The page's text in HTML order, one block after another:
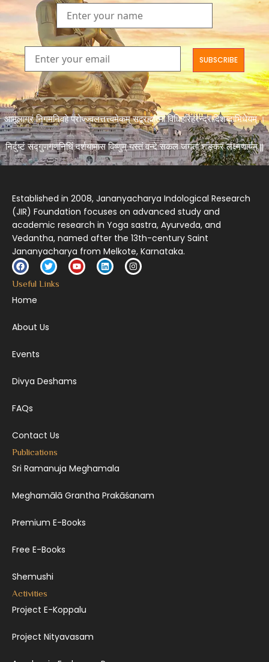
आमूलाग्रं निगमनिवहे प्रोज्ज्वलत्तत्त्वमेकम् सद्ब्रह्मात्मा विधिहरिहरेन्द्रादिशब्दाभिधेयम् ।
निर्दुष्टं सद्गुणगणनिधिं दर्शयामास विष्णुम् यस्तं वन्दे सकल जगतां शङ्करं लक्ष्मणार्यम् ||
Established in 2008, Jananyacharya Indological Research
(JIR) Foundation focuses on advanced study and
academic research in Yoga sastra, Ayurveda, and
Vedantha, named after the 13th-century Saint
Jananyacharya from Melkote, Karnataka.
Useful Links
Home
About Us
Events
Divya Deshams
FAQs
Contact Us
Publications
Sri Ramanuja Meghamala
Meghamālā Grantha Prakāśanam
Premium E-Books
Free E-Books
Shemushi
Activities
Project E-Koppalu
Project Nityavasam